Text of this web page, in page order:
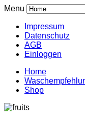
Menu
Impressum
Datenschutz
AGB
Einloggen
Home
Shop